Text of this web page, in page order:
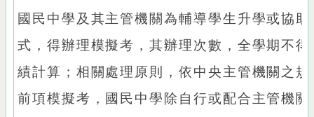
國民中學及其主管機關為輔導學生升學或協
式，得辦理模擬考，其辦理次數，全學期不
績計算；相關處理原則，依中央主管機關之規
前項模擬考，國民中學除自行或配合主管機